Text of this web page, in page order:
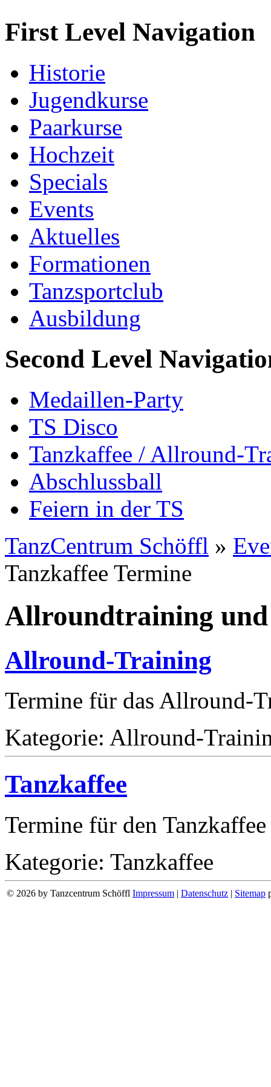
First Level Navigation
Historie
Jugendkurse
Paarkurse
Hochzeit
Specials
Events
Aktuelles
Formationen
Tanzsportclub
Ausbildung
Second Level
Medaillen-Party
TS Disco
Tanzkaffee / Allround-
Abschlussball
Feiern in der TS
TanzCentrum Schöffl »
Tanzkaffee Termine
Allroundtraining und
Allround-Training
Termine für das Allround-
Kategorie: Allround-
Tanzkaffee
Termine für den
Kategorie: Tanzkaffee
© 2026 by Tanzcentrum Schöffl Impressum | Datenschutz | Sitemap